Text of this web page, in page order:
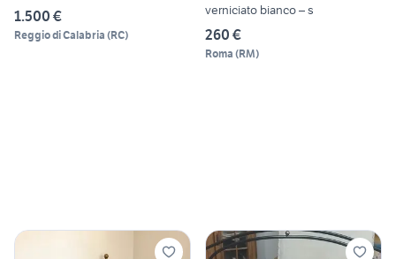
1.500 €
Reggio di Calabria (RC)
verniciato bianco – s
260 €
Roma (RM)